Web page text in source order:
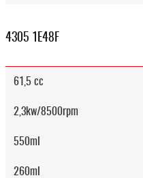
4305 1E48F
61,5 cc
2,3kw/8500rpm
550ml
260ml